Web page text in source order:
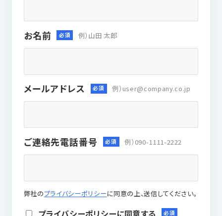
お名前 例）山田 太郎
メールアドレス 例）user@company.co.jp
ご連絡先電話番号 例）090-1111-2222
弊社のプライバシーポリシーに同意の上、送信してください。
プライバシーポリシーに同意する